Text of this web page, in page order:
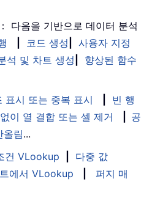
： 다음을 기반으로 데이터 분석
코드 생성
사용자 지정
석 및 차트 생성
향상된 함수
표시 또는 중복 표시
빈 행
이 열 결합 또는 셀 제거
공
올림...
건 VLookup
다중 값
에서 VLookup
퍼지 매